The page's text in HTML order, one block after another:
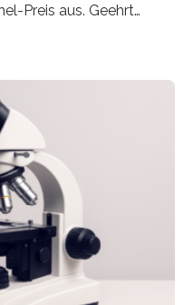
Preis aus. Geehrt
Publikation zum Thema
fördert die
Behandlung der
schreibt sie auch in
den Hentschel-
an jüngere
40 Jahren. Geehrt
Doktorarbeit oder eine
Publikation zum Thema